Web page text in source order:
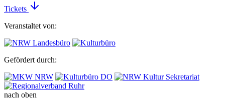
Tickets
Veranstaltet von:
Gefördert durch:
nach oben